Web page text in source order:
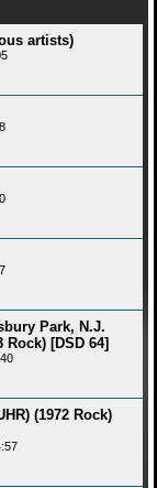
artists)
Park, N.J.
Rock) [DSD 64]
(1972 Rock)